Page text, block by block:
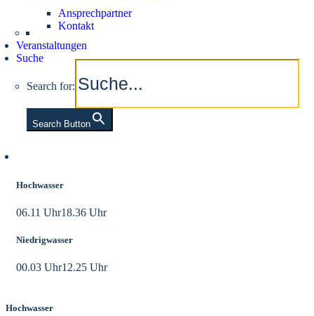
Ansprechpartner
Kontakt
Veranstaltungen
Suche
Search for:
Search Button
Hochwasser
06.11 Uhr18.36 Uhr
Niedrigwasser
00.03 Uhr12.25 Uhr
Hochwasser